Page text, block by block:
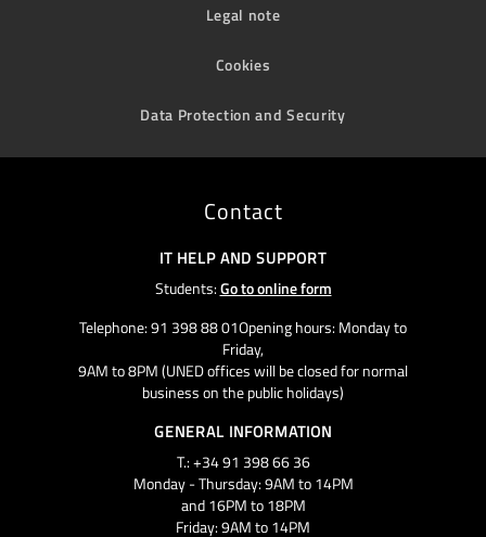
Legal note
Cookies
Data Protection and Security
Contact
IT HELP AND SUPPORT
Students:Go to online form
Telephone: 91 398 88 01Opening hours: Monday to
Friday,
9AM to 8PM (UNED offices will be closed for normal
business on the public holidays)
GENERAL INFORMATION
T.: +34 91 398 66 36
Monday - Thursday: 9AM to 14PM
and 16PM to 18PM
Friday: 9AM to 14PM